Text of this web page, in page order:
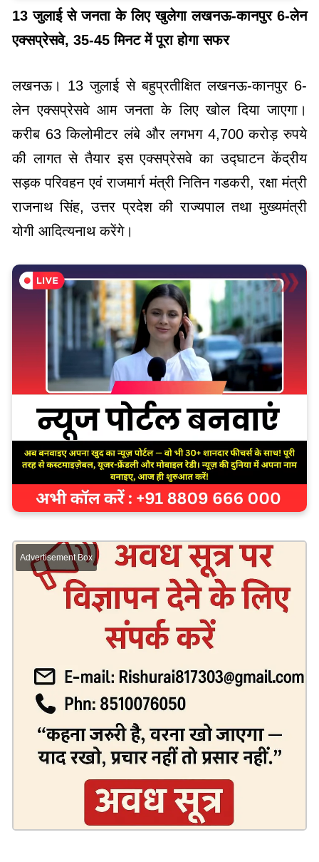
13 जुलाई से जनता के लिए खुलेगा लखनऊ-कानपुर 6-लेन
एक्सप्रेसवे, 35-45 मिनट में पूरा होगा सफर
लखनऊ। 13 जुलाई से बहुप्रतीक्षित लखनऊ-कानपुर 6-
लेन एक्सप्रेसवे आम जनता के लिए खोल दिया जाएगा।
करीब 63 किलोमीटर लंबे और लगभग 4,700 करोड़ रुपये
की लागत से तैयार इस एक्सप्रेसवे का उद्घाटन केंद्रीय
सड़क परिवहन एवं राजमार्ग मंत्री नितिन गडकरी, रक्षा मंत्री
राजनाथ सिंह, उत्तर प्रदेश की राज्यपाल तथा मुख्यमंत्री
योगी आदित्यनाथ करेंगे।
Advertisement Box